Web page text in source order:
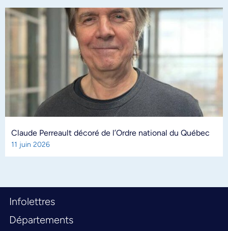
Claude Perreault décoré de l’Ordre national du Québec
11 juin 2026
Infolettres
Départements